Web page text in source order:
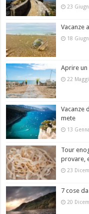
23
Vacanze
18
Aprire un
22
Vacanze
mete
13
Tour
provare,
23
7 cose
20